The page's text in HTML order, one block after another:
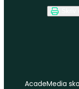
AcadeMedia